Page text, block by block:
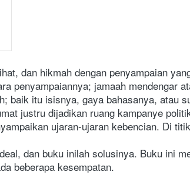
dan hikmah dengan penyampaian
penyampaiannya; jamaah mendengar
baik itu isisnya, gaya bahasanya, atau
justru dijadikan ruang kampanye
ujaran-ujaran kebencian. Di
dan buku inilah solusinya. Buku ini
beberapa kesempatan.